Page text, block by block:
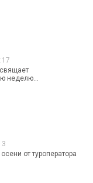
неделю...
от туроператора